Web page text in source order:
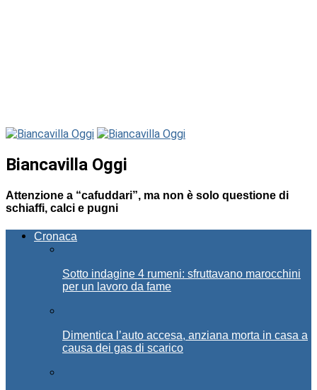
Biancavilla Oggi
Attenzione a “cafuddari”, ma non è solo questione di
schiaffi, calci e pugni
Cronaca
Sotto indagine 4 rumeni: sfruttavano marocchini
per un lavoro da fame
Dimentica l’auto accesa, anziana morta in casa a
causa dei gas di scarico